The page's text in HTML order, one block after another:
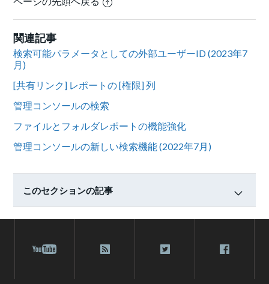
関連記事
検索可能パラメータとしての外部ユーザーID (2023年7
月)
[共有リンク] レポートの [権限] 列
管理コンソールの検索
ファイルとフォルダレポートの機能強化
管理コンソールの新しい検索機能 (2022年7月)
このセクションの記事